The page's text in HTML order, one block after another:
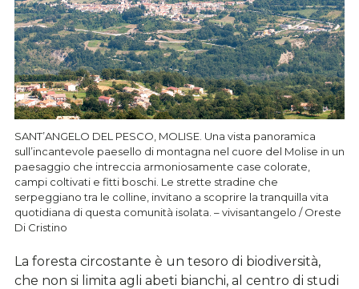
SANT’ANGELO DEL PESCO, MOLISE. Una vista panoramica
sull’incantevole paesello di montagna nel cuore del Molise in un
paesaggio che intreccia armoniosamente case colorate,
campi coltivati e fitti boschi. Le strette stradine che
serpeggiano tra le colline, invitano a scoprire la tranquilla vita
quotidiana di questa comunità isolata. – vivisantangelo / Oreste
Di Cristino
La foresta circostante è un tesoro di biodiversità,
che non si limita agli abeti bianchi, al centro di studi